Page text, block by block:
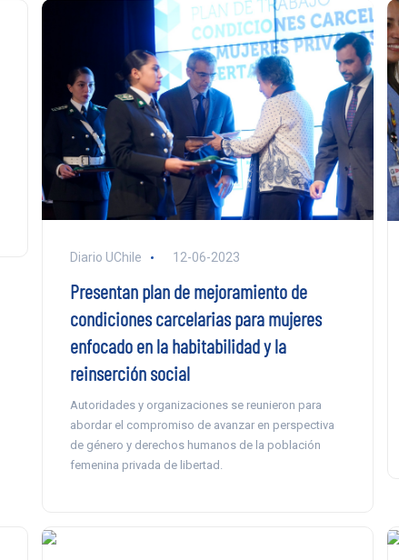
Diario UChile 12-06-2023
Presentan plan de mejoramiento de
condiciones carcelarias para mujeres
enfocado en la habitabilidad y la
reinserción social
Autoridades y organizaciones se reunieron para
abordar el compromiso de avanzar en perspectiva
de género y derechos humanos de la población
femenina privada de libertad.